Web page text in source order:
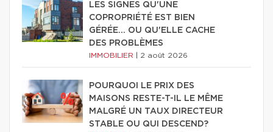
LES SIGNES QU'UNE
COPROPRIÉTÉ EST BIEN
GÉRÉE… OU QU'ELLE CACHE
DES PROBLÈMES
IMMOBILIER 2 août 2026
POURQUOI LE PRIX DES
MAISONS RESTE-T-IL LE MÊME
MALGRÉ UN TAUX DIRECTEUR
STABLE OU QUI DESCEND?